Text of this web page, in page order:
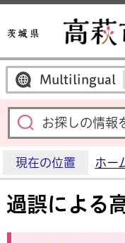
Multilingual
現在の位置 ホー
過誤による